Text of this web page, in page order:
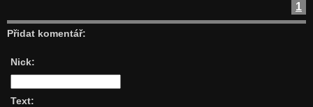
1
Přidat komentář:
Nick:
Text: